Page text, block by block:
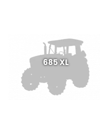
685 XL